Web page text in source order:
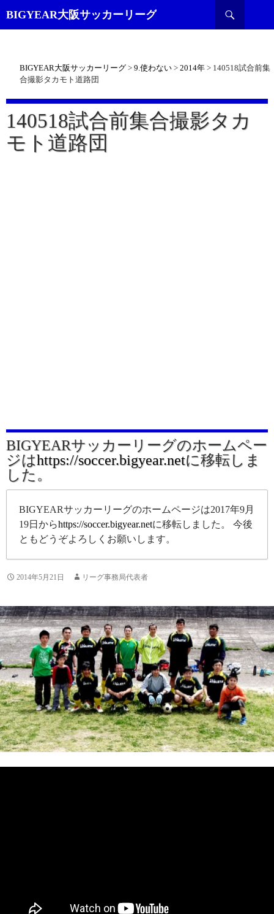
BIGYEAR大阪サッカーリーグ
索
BIGYEAR大阪サッカーリーグ > 9.使わない > 2014年 > 140518試合前集
合撮影タカモト道路団
140518試合前集合撮影タカ
モト道路団
BIGYEARサッカーリーグのホームペー
ジはhttps://soccer.bigyear.netに移転しま
した。
BIGYEARサッカーリーグのホームページは2017年9月
19日からhttps://soccer.bigyear.netに移転しました。 今後
ともどうぞよろしくお願いします。
2014年5月21日 リーグ事務局代表者